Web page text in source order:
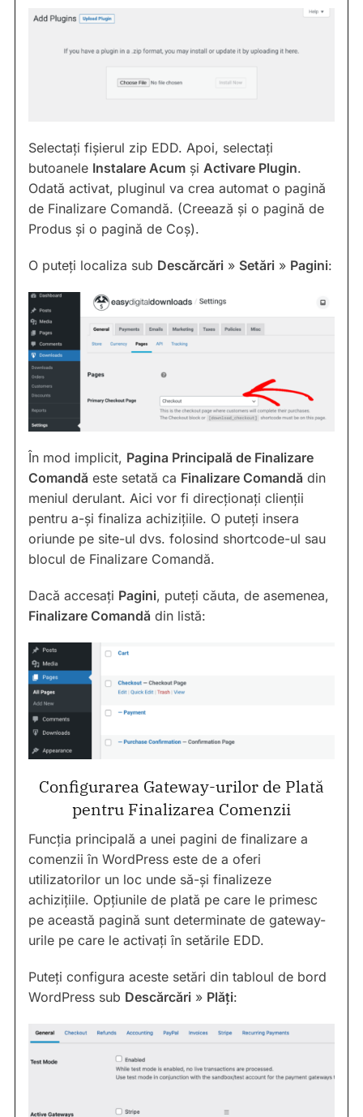
Selectați fișierul zip EDD. Apoi, selectați
butoanele Instalare Acum și Activare Plugin.
Odată activat, pluginul va crea automat o pagină
de Finalizare Comandă. (Creează și o pagină de
Produs și o pagină de Coș).
O puteți localiza sub Descărcări » Setări » Pagini:
În mod implicit, Pagina Principală de Finalizare
Comandă este setată ca Finalizare Comandă din
meniul derulant. Aici vor fi direcționați clienții
pentru a-și finaliza achizițiile. O puteți insera
oriunde pe site-ul dvs. folosind shortcode-ul sau
blocul de Finalizare Comandă.
Dacă accesați Pagini, puteți căuta, de asemenea,
Finalizare Comandă din listă:
Configurarea Gateway-urilor de Plată
pentru Finalizarea Comenzii
Funcția principală a unei pagini de finalizare a
comenzii în WordPress este de a oferi
utilizatorilor un loc unde să-și finalizeze
achizițiile. Opțiunile de plată pe care le primesc
pe această pagină sunt determinate de gateway-
urile pe care le activați în setările EDD.
Puteți configura aceste setări din tabloul de bord
WordPress sub Descărcări » Plăți: